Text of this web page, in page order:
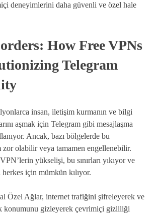
deneyimlerini daha güvenli ve özel hale
How Free VPNs
Telegram
insan, iletişim kurmanın ve bilgi
aşmak için Telegram gibi mesajlaşma
Ancak, bazı bölgelerde bu
olabilir veya tamamen engellenebilir.
yükselişi, bu sınırları yıkıyor ve
için mümkün kılıyor.
Özel Ağlar, internet trafiğini şifreleyerek ve
konumunu gizleyerek çevrimiçi gizliliği